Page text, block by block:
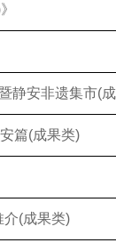
静安非遗集市(
篇(成果类)
介(成果类)